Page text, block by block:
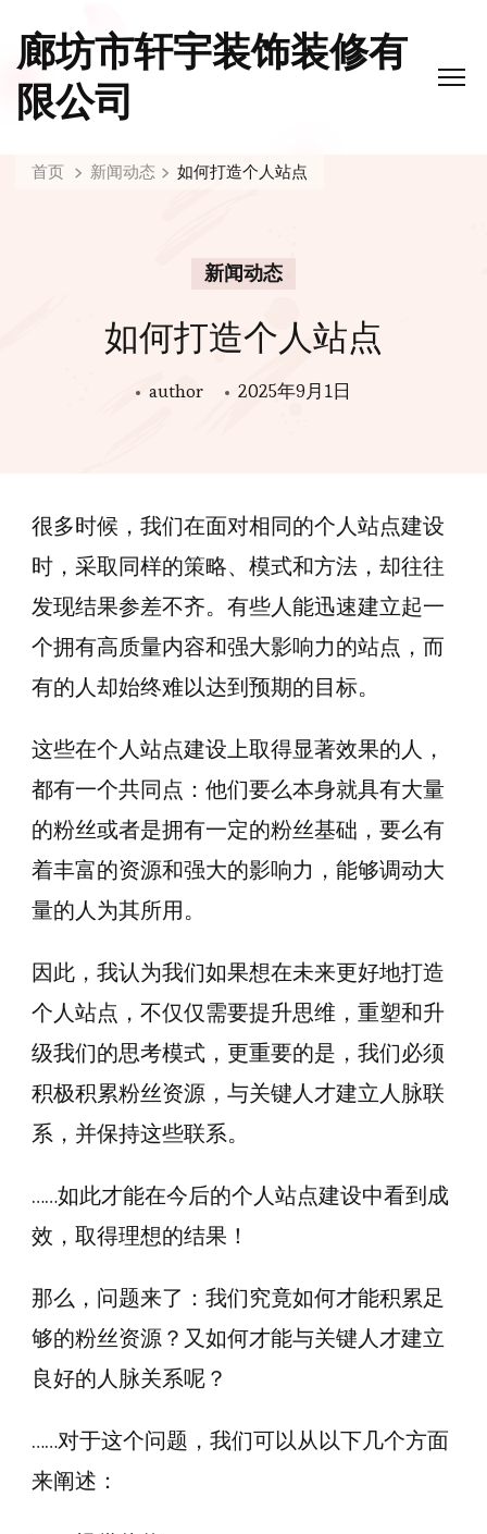
廊坊市轩宇装饰装修有
限公司
首页 新闻动态 如何打造个人站点
新闻动态
如何打造个人站点
author 2025年9月1日
很多时候，我们在面对相同的个人站点建设
时，采取同样的策略、模式和方法，却往往
发现结果参差不齐。有些人能迅速建立起一
个拥有高质量内容和强大影响力的站点，而
有的人却始终难以达到预期的目标。
这些在个人站点建设上取得显著效果的人，
都有一个共同点：他们要么本身就具有大量
的粉丝或者是拥有一定的粉丝基础，要么有
着丰富的资源和强大的影响力，能够调动大
量的人为其所用。
因此，我认为我们如果想在未来更好地打造
个人站点，不仅仅需要提升思维，重塑和升
级我们的思考模式，更重要的是，我们必须
积极积累粉丝资源，与关键人才建立人脉联
系，并保持这些联系。
……如此才能在今后的个人站点建设中看到成
效，取得理想的结果！
那么，问题来了：我们究竟如何才能积累足
够的粉丝资源？又如何才能与关键人才建立
良好的人脉关系呢？
……对于这个问题，我们可以从以下几个方面
来阐述：